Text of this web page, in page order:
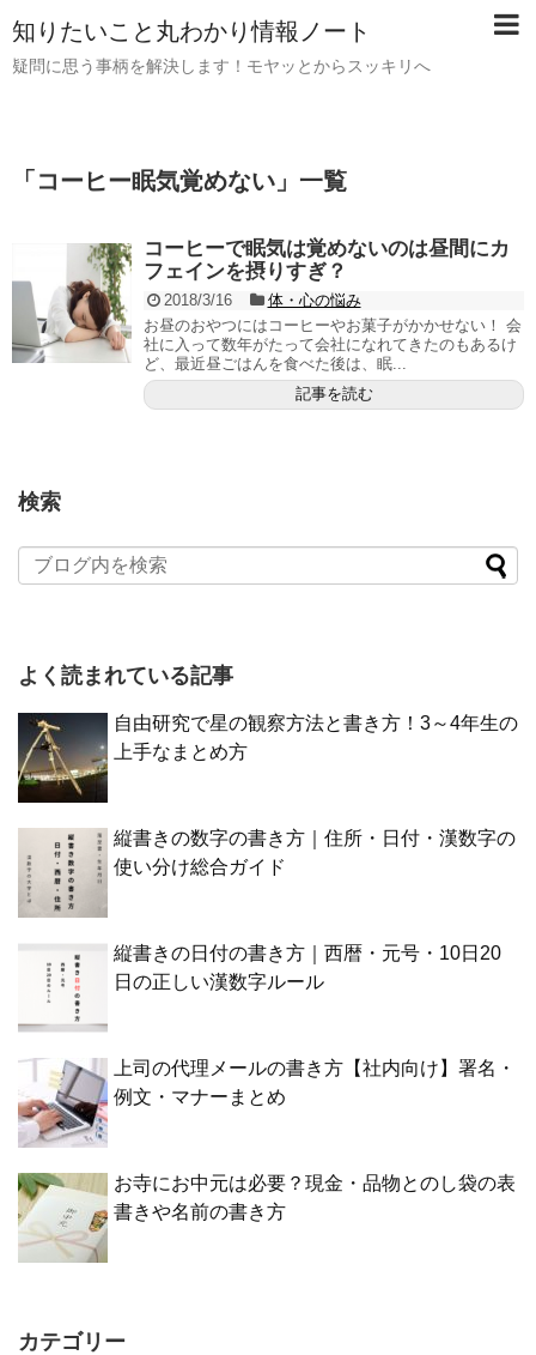
知りたいこと丸わかり情報ノート
疑問に思う事柄を解決します！モヤッとからスッキリへ
「 コーヒー眠気覚めない 」 一覧
コーヒーで眠気は覚めないのは昼間にカ
フェインを摂りすぎ？
2018/3/16
体・心の悩み
お昼のおやつにはコーヒーやお菓子がかかせない！ 会
社に入って数年がたって会社になれてきたのもあるけ
ど、最近昼ごはんを食べた後は、眠...
記事を読む
検索
よく読まれている記事
自由研究で星の観察方法と書き方！3～4年生の
上手なまとめ方
縦書きの数字の書き方｜住所・日付・漢数字の
使い分け総合ガイド
縦書きの日付の書き方｜西暦・元号・10日20
日の正しい漢数字ルール
上司の代理メールの書き方【社内向け】署名・
例文・マナーまとめ
お寺にお中元は必要？現金・品物とのし袋の表
書きや名前の書き方
カテゴリー